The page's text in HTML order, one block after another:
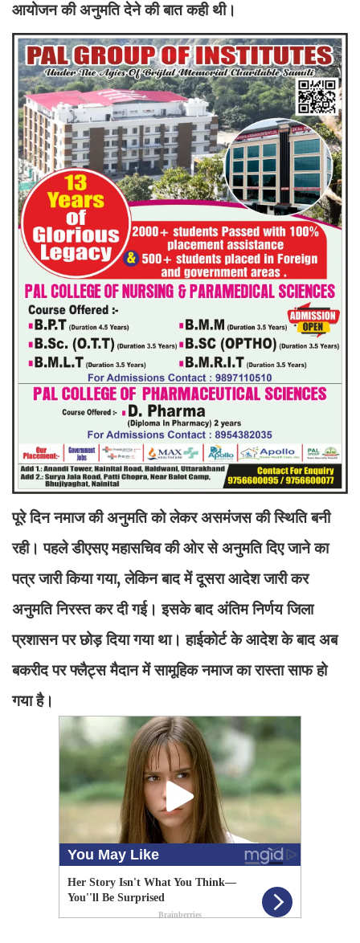
आयोजन की अनुमति देने की बात कही थी।
पूरे दिन नमाज की अनुमति को लेकर असमंजस की स्थिति बनी
रही। पहले डीएसए महासचिव की ओर से अनुमति दिए जाने का
पत्र जारी किया गया, लेकिन बाद में दूसरा आदेश जारी कर
अनुमति निरस्त कर दी गई। इसके बाद अंतिम निर्णय जिला
प्रशासन पर छोड़ दिया गया था। हाईकोर्ट के आदेश के बाद अब
बकरीद पर फ्लैट्स मैदान में सामूहिक नमाज का रास्ता साफ हो
गया है।